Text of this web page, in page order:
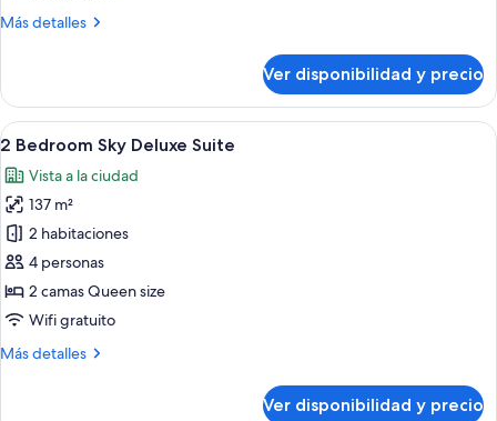
Más detalles
Más
Bedroom
Sky
Ver disponibilidad y precio
Ver
todas
las
fotos
de
2
Bedroom
Sky
Deluxe
Suite
Un apartamento moderno con sala
29
2 Bedroom Sky Deluxe Suite
Vista a la ciudad
137 m²
2 habitaciones
4 personas
2 camas Queen size
Wifi gratuito
Más detalles
Más
Ver disponibilidad y precio